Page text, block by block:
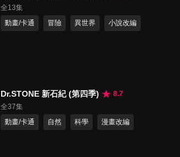
全13集
動畫/卡通
冒險 異世界 小說改編
Dr.STONE 新石紀 (第四季)
8.7
全37集
動畫/卡通
自然 科學 漫畫改編